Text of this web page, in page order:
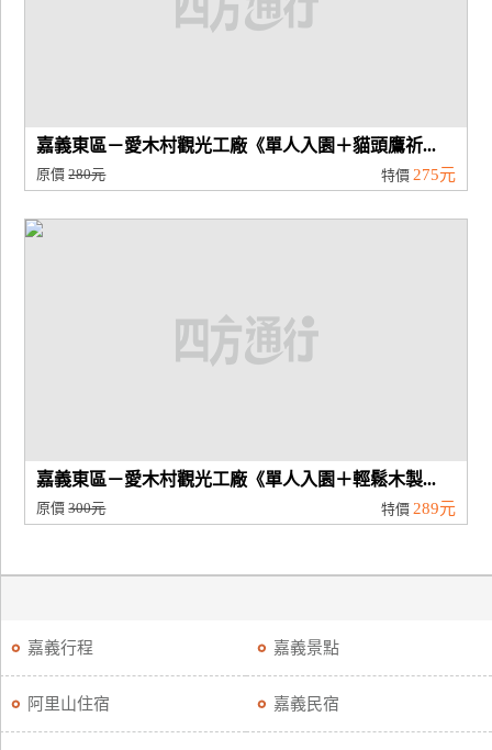
嘉義東區－愛木村觀光工廠《單人入園＋貓頭鷹祈...
原價280元 特價 275元
嘉義東區－愛木村觀光工廠《單人入園＋輕鬆木製...
原價300元 特價 289元
嘉義行程 嘉義景點
阿里山住宿 嘉義民宿